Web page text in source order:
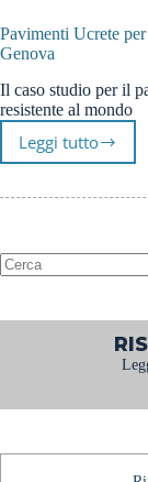
Pavimenti Ucrete
Genova
Il caso studio per il
resistente al mondo
Leggi tuttoPavimenti
per
–
APPETAIS